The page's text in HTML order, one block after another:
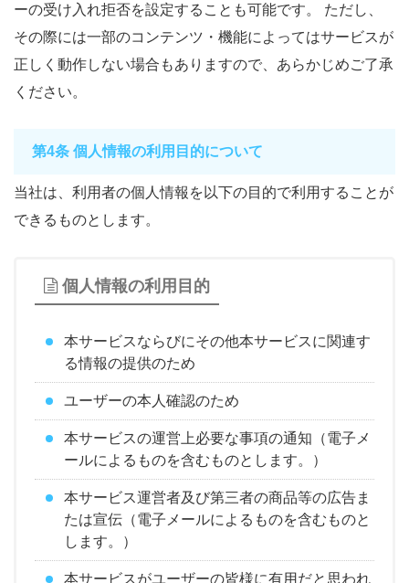
ーの受け入れ拒否を設定することも可能です。 ただし、
その際には一部のコンテンツ・機能によってはサービスが
正しく動作しない場合もありますので、あらかじめご了承
ください。
第4条 個人情報の利用目的について
当社は、利用者の個人情報を以下の目的で利用することが
できるものとします。
個人情報の利用目的
本サービスならびにその他本サービスに関連す
る情報の提供のため
ユーザーの本人確認のため
本サービスの運営上必要な事項の通知（電子メ
ールによるものを含むものとします。）
本サービス運営者及び第三者の商品等の広告ま
たは宣伝（電子メールによるものを含むものと
します。）
本サービスがユーザーの皆様に有用だと思われ